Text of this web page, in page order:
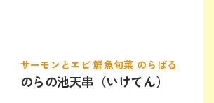
サーモンとエビ 鮮魚旬菜 のらばる
のらの池天串（いけてん）